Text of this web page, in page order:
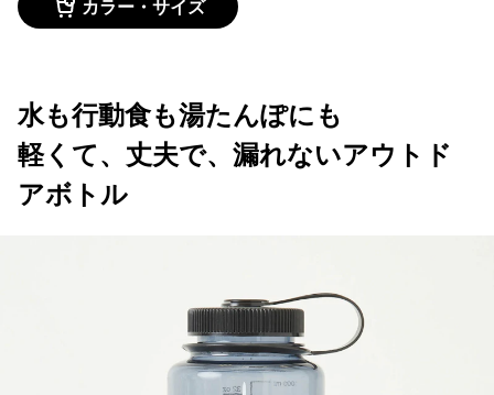
カラー・サイズ
水も行動食も湯たんぽにも
軽くて、丈夫で、漏れないアウトド
アボトル